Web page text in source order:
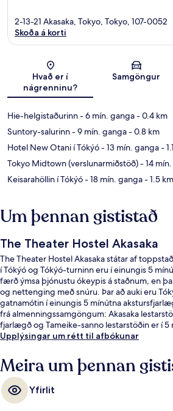
Kort
2-13-21 Akasaka, Tokyo, Tokyo, 107-0052
Skoða á korti
Hvað er í
nágrenninu?
Samgöngur
Hie-helgistaðurinn- 6 mín. ganga- 0.4 km
Suntory-salurinn- 9 mín. ganga- 0.8 km
Hotel New Otani í Tókýó- 13 mín. ganga-
Tokyo Midtown (verslunarmiðstöð)- 14
Keisarahöllin í Tókýó- 18 mín. ganga- 1.5 km
Um þennan gististað
The Theater Hostel Akasaka
The Theater Hostel Akasaka státar af
í Tókýó og Tókýó-turninn eru í einungis 5
færð ýmsa þjónustu ókeypis á staðnum, en
og nettenging með snúru. Þar að auki eru
gatnamótin í einungis 5 mínútna
frá almenningssamgöngum: Akasaka
fjarlægð og Tameike-sanno lestarstöðin er í
Upplýsingar um rétt til afbókunar
Meira um þennan
Yfirlit